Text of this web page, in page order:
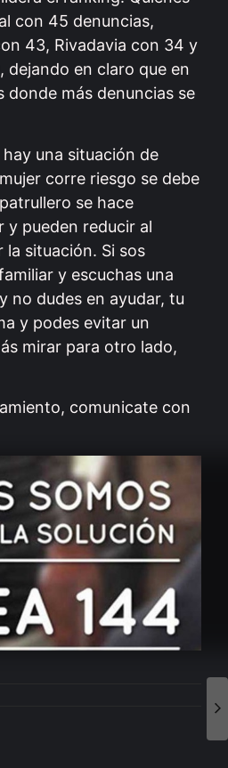
con 45 denuncias,
43, Rivadavia con 34 y
dejando en claro que en
donde más denuncias se
una situación de
corre riesgo se debe
se hace
y pueden reducir al
situación. Si sos
y escuchas una
no dudes en ayudar, tu
y podes evitar un
mirar para otro lado,
comunicate con